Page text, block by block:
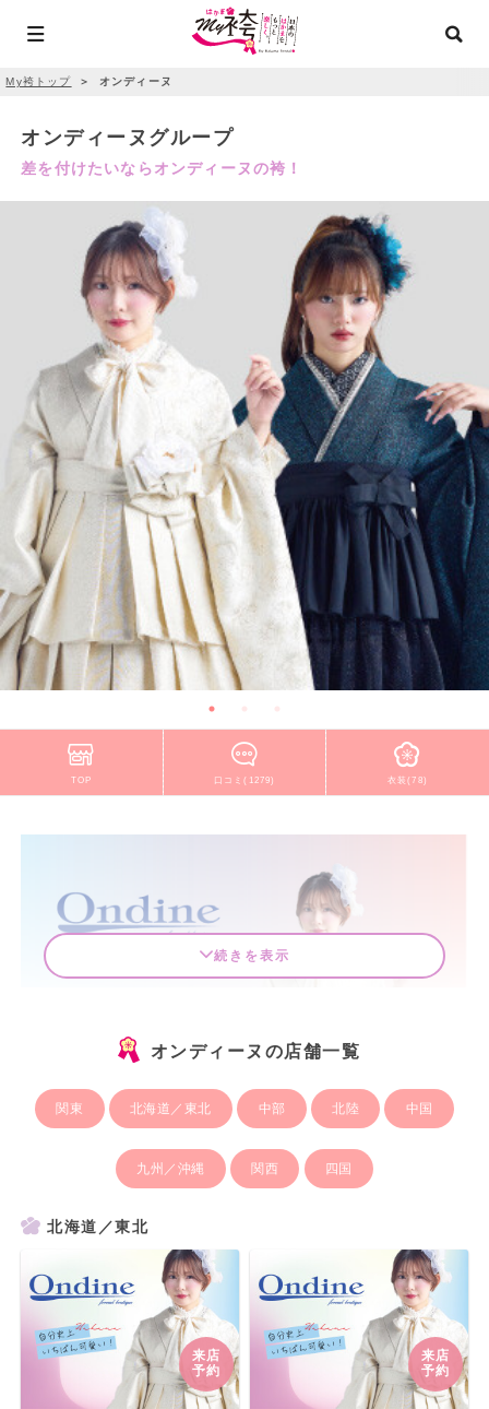
My袴トップ ＞ オンディーヌ
オンディーヌグループ
差を付けたいならオンディーヌの袴！
TOP 口コミ(1279) 衣装(78)
続きを表示
オンディーヌの店舗一覧
関東 北海道／東北 中部 北陸 中国
九州／沖縄 関西 四国
北海道／東北
来店
予約
来店
予約